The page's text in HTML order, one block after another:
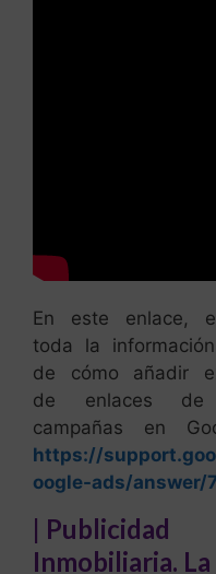
de cómo añadir
de enlaces
campañas en
https://
oogle-ads/answer/
| Publicidad
Inmobiliaria. La
Importancia
A menudo